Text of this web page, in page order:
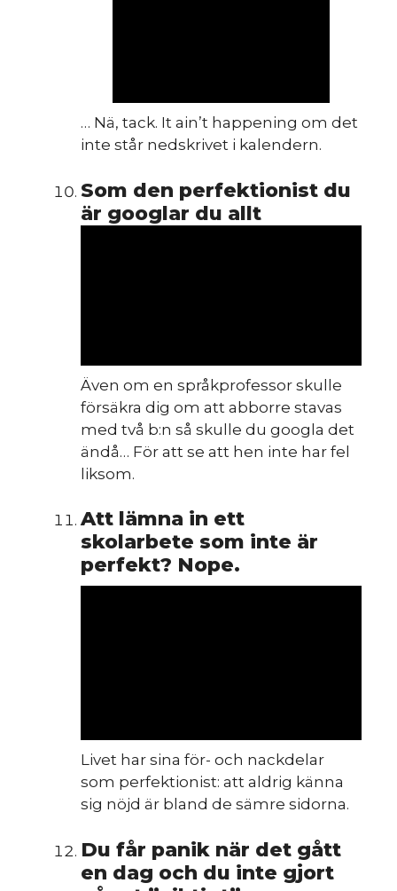
… Nä, tack. It ain’t happening om det
inte står nedskrivet i kalendern.
Som den perfektionist du
är googlar du allt
Även om en språkprofessor skulle
försäkra dig om att abborre stavas
med två b:n så skulle du googla det
ändå… För att se att hen inte har fel
liksom.
Att lämna in ett
skolarbete som inte är
perfekt? Nope.
Livet har sina för- och nackdelar
som perfektionist: att aldrig känna
sig nöjd är bland de sämre sidorna.
Du får panik när det gått
en dag och du inte gjort